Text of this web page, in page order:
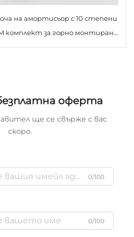
на амортисьор с 10 степени
комплект за горно монтиране
висока производителност
оферта
ще се свърже с вас
скоро.
0/100
0/100